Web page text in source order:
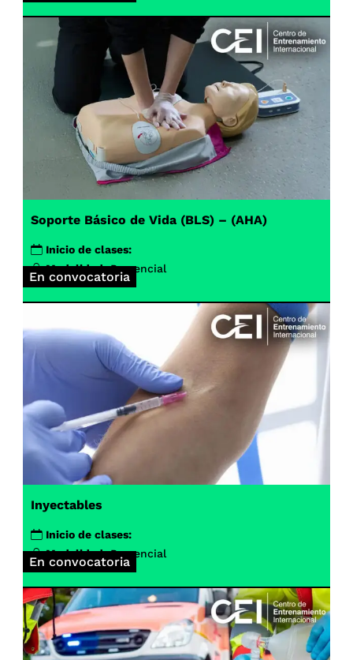
En convocatoria
Soporte Básico de Vida (BLS) – (AHA)
Inicio de clases:
Modalidad: Presencial
En convocatoria
Inyectables
Inicio de clases:
Modalidad: Presencial